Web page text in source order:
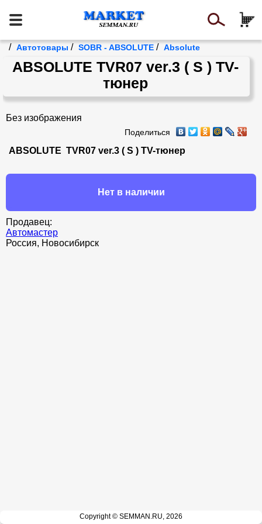
/ Автотовары / SOBR - ABSOLUTE / Absolute
ABSOLUTE TVR07 ver.3 ( S ) ТV-
тюнер
Без изображения
Поделиться
ABSOLUTE  TVR07 ver.3 ( S ) ТV-тюнер
Нет в наличии
Продавец:
Автомастер
Россия, Новосибирск
Copyright © SEMMAN.RU, 2026